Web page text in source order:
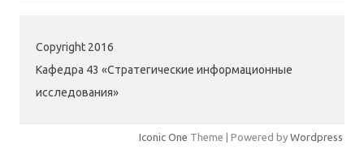
Copyright 2016
Кафедра 43 «Стратегические информационные
исследования»
Iconic One Theme | Powered by Wordpress